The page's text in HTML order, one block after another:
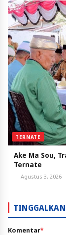
TERNATE
Ake Ma Sou,
Ternate
Agustus 3, 2026
Komentar*